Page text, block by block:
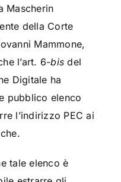
Mascherin
della Corte
Mammone,
l’art. 6-bisdel
Digitale ha
pubblico elenco
l’indirizzo PEC ai
tale elenco è